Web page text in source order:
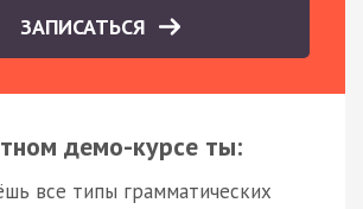
ЗАПИСАТЬСЯ
демо-курсе ты:
все типы грамматических